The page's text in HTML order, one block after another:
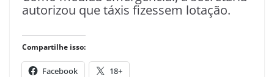
autorizou que táxis fizessem lotação.
Compartilhe isso:
Facebook 18+